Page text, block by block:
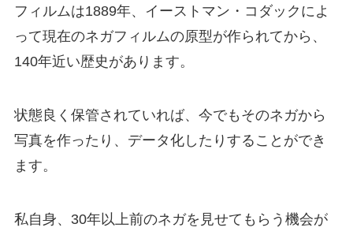
フィルムは1889年、イーストマン・コダックによ
って現在のネガフィルムの原型が作られてから、
140年近い歴史があります。
状態良く保管されていれば、今でもそのネガから
写真を作ったり、データ化したりすることができ
ます。
私自身、30年以上前のネガを見せてもらう機会が